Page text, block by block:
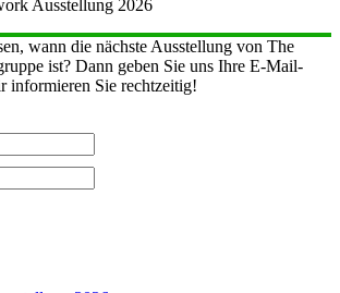
wann die nächste Ausstellung von The
ist? Dann geben Sie uns Ihre E-Mail-
informieren Sie rechtzeitig!